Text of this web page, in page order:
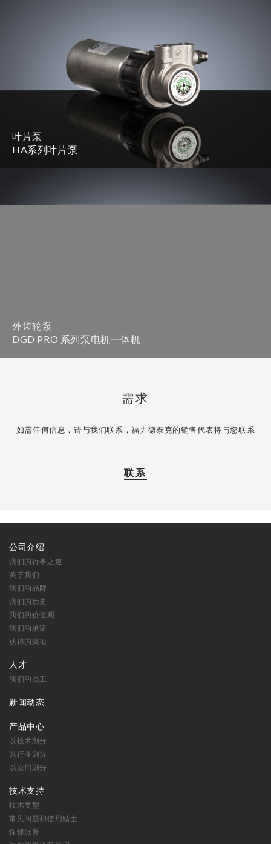
叶片泵
HA系列叶片泵
外齿轮泵
DGD PRO 系列泵电机一体机
需求
如需任何信息，请与我们联系，福力德泰克的销售代表将与您联系
联系
公司介绍
我们的行事之道
关于我们
我们的品牌
我们的历史
我们的价值观
我们的承诺
获得的奖项
人才
我们的员工
新闻动态
产品中心
以技术划分
以行业划分
以应用划分
技术支持
技术类型
常见问题和使用贴士
保修服务